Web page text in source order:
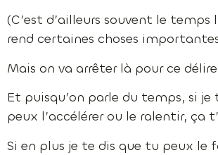
(C’est d’ailleurs souvent le
rend certaines choses
Mais on va arrêter là pour ce
Et puisqu’on parle du temps, si je
peux l’accélérer ou le ralentir, ça
Si en plus je te dis que tu peux le